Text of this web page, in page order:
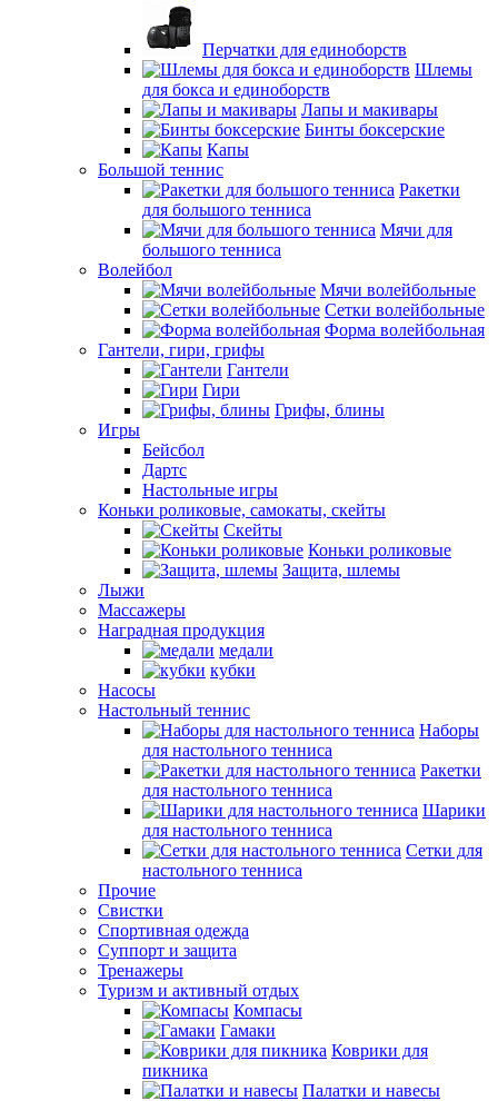
Перчатки для единоборств
Шлемы
для бокса и единоборств
Лапы и макивары
Бинты боксерские
Капы
Большой теннис
Ракетки
для большого тенниса
Мячи для
большого тенниса
Волейбол
Мячи волейбольные
Сетки волейбольные
Форма волейбольная
Гантели, гири, грифы
Гантели
Гири
Грифы, блины
Игры
Бейсбол
Дартс
Настольные игры
Коньки роликовые, самокаты, скейты
Скейты
Коньки роликовые
Защита, шлемы
Лыжи
Массажеры
Наградная продукция
медали
кубки
Насосы
Настольный теннис
Наборы
для настольного тенниса
Ракетки
для настольного тенниса
Шарики
для настольного тенниса
Сетки для
настольного тенниса
Прочие
Свистки
Спортивная одежда
Суппорт и защита
Тренажеры
Туризм и активный отдых
Компасы
Гамаки
Коврики для
пикника
Палатки и навесы